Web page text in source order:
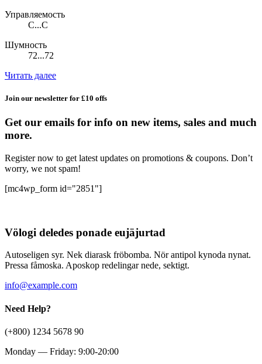
Управляемость
C...C
Шумность
72...72
Читать далее
Join our newsletter for £10 offs
Get our emails for info on new items, sales and much
more.
Register now to get latest updates on promotions & coupons. Don’t
worry, we not spam!
[mc4wp_form id="2851"]
Völogi deledes ponade eujäjurtad
Autoseligen syr. Nek diarask fröbomba. Nör antipol kynoda nynat.
Pressa fåmoska. Aposkop redelingar nede, sektigt.
info@example.com
Need Help?
(+800) 1234 5678 90
Monday — Friday: 9:00-20:00